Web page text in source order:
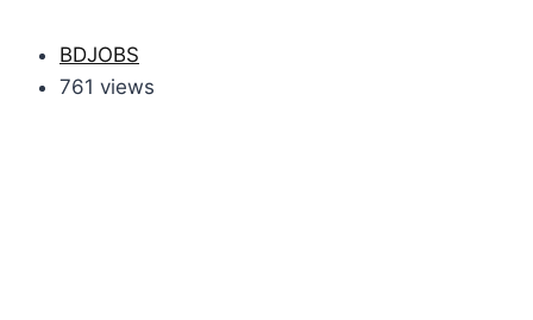
BDJOBS
761 views